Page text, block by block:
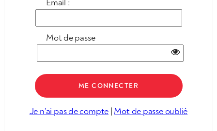
Email :
Mot de passe
Je n'ai pas de compte | Mot de passe oublié